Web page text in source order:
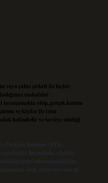
veya şahıs şirketi ile hiçbir
makaleler
olup, gerçek kurum
ve kişiler ile isim
halindedir ve tavsiye niteliği
İletişim Kurumu (BTK)
Bu nedenle, sitedeki
bulunmamaktadır.
olup, siteye üye olarak